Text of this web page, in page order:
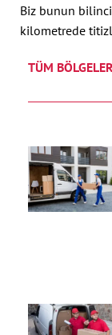
Biz bunun
kilometrede
TÜM BÖLGELER